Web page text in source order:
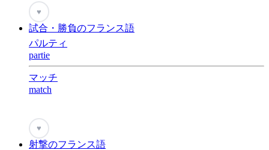
♥
試合・勝負のフランス語
パルティ
partie
マッチ
match
♥
射撃のフランス語